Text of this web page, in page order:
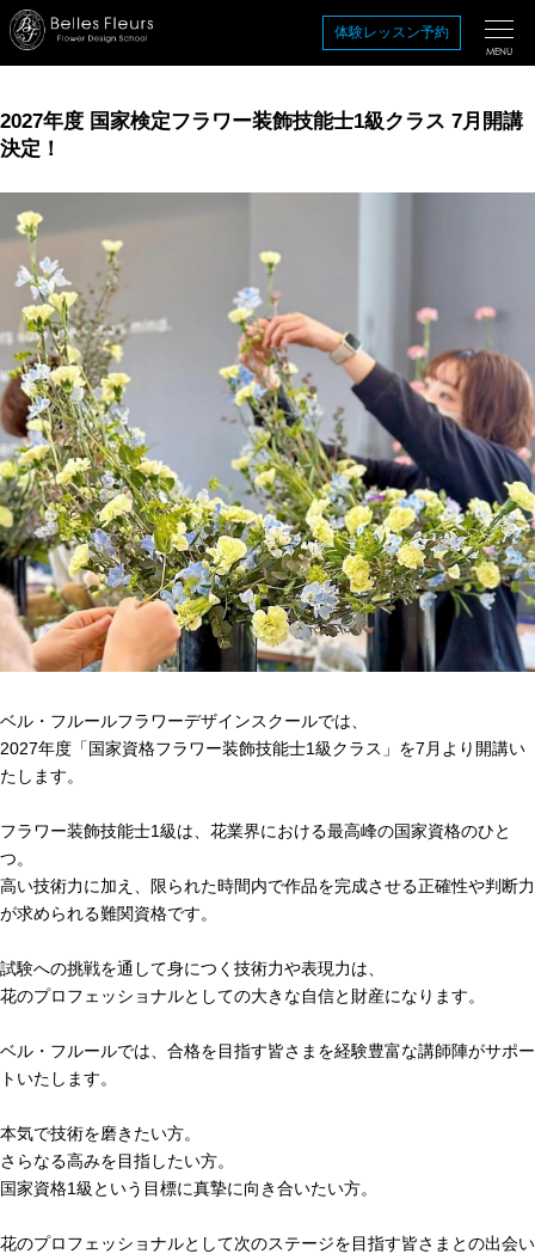
コ
ン
ツ
を
ス
キ
プ
る
体験レッスン予約
MENU
2027年度 国家検定フラワー装飾技能士1級クラス 7月開講
決定！
ベル・フルールフラワーデザインスクールでは、
2027年度「国家資格フラワー装飾技能士1級クラス」を7月より開講い
たします。
フラワー装飾技能士1級は、花業界における最高峰の国家資格のひと
つ。
高い技術力に加え、限られた時間内で作品を完成させる正確性や判断力
が求められる難関資格です。
試験への挑戦を通して身につく技術力や表現力は、
花のプロフェッショナルとしての大きな自信と財産になります。
ベル・フルールでは、合格を目指す皆さまを経験豊富な講師陣がサポー
トいたします。
本気で技術を磨きたい方。
さらなる高みを目指したい方。
国家資格1級という目標に真摯に向き合いたい方。
花のプロフェッショナルとして次のステージを目指す皆さまとの出会い